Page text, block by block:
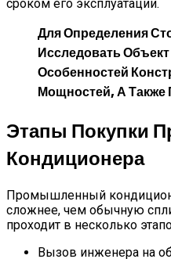
сроком его эксплуатации.
Для Определения
Исследовать
Особенностей
Мощностей, А Также
Этапы Покупки
Кондиционера
Промышленный
сложнее, чем обычную
проходит в несколько
Вызов инженера на